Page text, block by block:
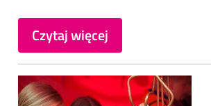
Czytaj więcej